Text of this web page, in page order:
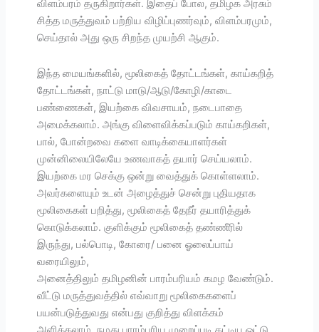
விளம்பரம் தருகிறார்கள். இதைப் போல, தமிழக அரசும்
சித்த மருத்துவம் பற்றிய விழிப்புணர்வும், விளம்பரமும்,
செய்தால் அது ஒரு சிறந்த முயற்சி ஆகும்.
இந்த மையங்களில், மூலிகைத் தோட்டங்கள், காய்கறித்
தோட்டங்கள், நாட்டு மாடு/ஆடு/கோழி/காடை
பண்ணைகள், இயற்கை விவசாயம், நடைபாதை
அமைக்கலாம். அங்கு விளைவிக்கப்படும் காய்கறிகள்,
பால், போன்றவை களை வாடிக்கையாளர்கள்
முன்னிலையிலேயே உணவாகத் தயார் செய்யலாம்.
இயற்கை மர செக்கு ஒன்று வைத்துக் கொள்ளலாம்.
அவர்களையும் உடன் அழைத்துச் சென்று புதியதாக
மூலிகைகள் பறித்து, மூலிகைத் தேநீர் தயாரித்துக்
கொடுக்கலாம். குளிக்கும் மூலிகைத் தண்ணீரில்
இருந்து, பல்பொடி, கோரை/ பனை ஓலைப்பாய்
வரையிலும்,
அனைத்திலும் தமிழனின் பாரம்பரியம் கமழ வேண்டும்.
வீட்டு மருத்துவத்தில் எவ்வாறு மூலிகைகளைப்
பயன்படுத்துவது என்பது குறித்து விளக்கம்